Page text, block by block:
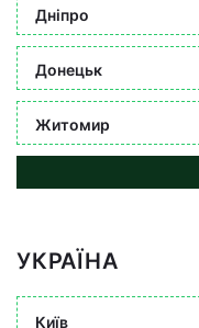
Дніпро
Донецьк
Житомир
УКРАЇНА
Київ